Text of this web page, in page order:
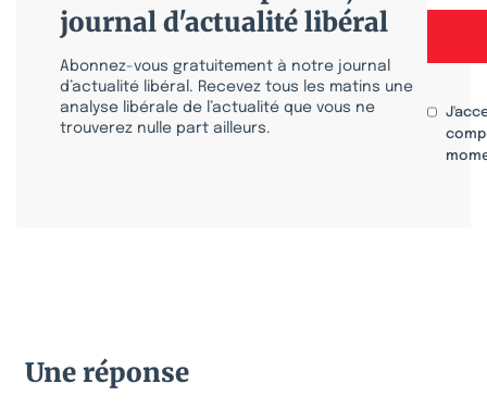
journal d'actualité libéral
Abonnez-vous gratuitement à notre journal
d’actualité libéral. Recevez tous les matins une
analyse libérale de l’actualité que vous ne
trouverez nulle part ailleurs.
Une réponse